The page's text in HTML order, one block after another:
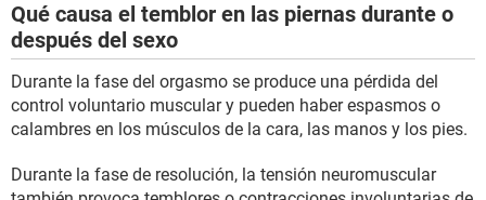
Qué causa el temblor en las piernas durante o
después del sexo
Durante la fase del orgasmo se produce una pérdida del
control voluntario muscular y pueden haber espasmos o
calambres en los músculos de la cara, las manos y los pies.
Durante la fase de resolución, la tensión neuromuscular